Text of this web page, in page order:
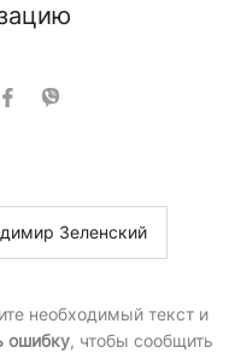
Зеленский
необходимый текст и
ошибку, чтобы сообщить